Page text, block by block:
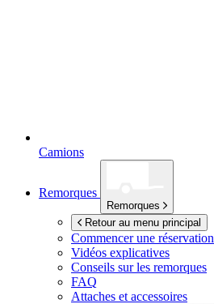
Camions
Remorques
Remorques
Retour au menu principal
Commencer une réservation
Vidéos explicatives
Conseils sur les remorques
FAQ
Attaches et accessoires